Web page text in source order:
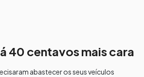
40 centavos mais cara
abastecer os seus veículos